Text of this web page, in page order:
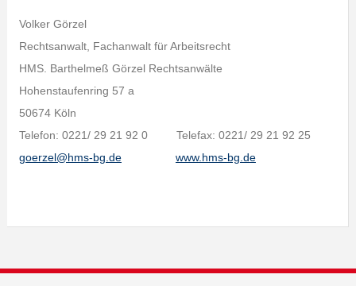
Volker Görzel
Rechtsanwalt, Fachanwalt für Arbeitsrecht
HMS. Barthelmeß Görzel Rechtsanwälte
Hohenstaufenring 57 a
50674 Köln
Telefon: 0221/ 29 21 92 0 Telefax: 0221/ 29 21 92 25
goerzel@hms-bg.de
www.hms-bg.de